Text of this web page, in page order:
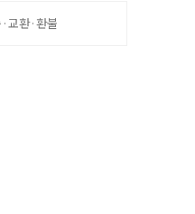
교환·환불